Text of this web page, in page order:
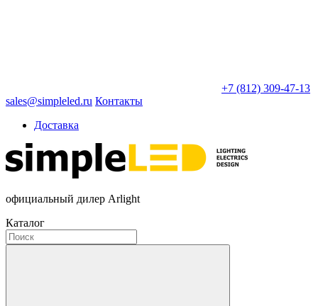
+7 (812) 309-47-13
sales@simpleled.ru Контакты
Доставка
официальный дилер Arlight
Каталог